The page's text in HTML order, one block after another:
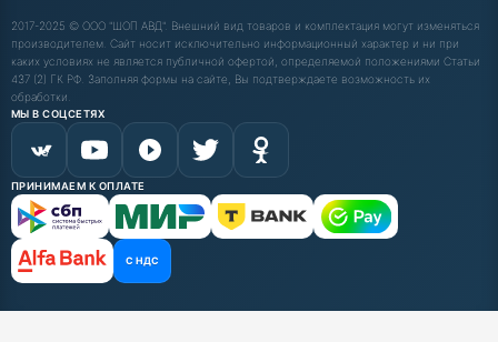
2017-2025 © ООО "ШОП АВД". Внешний вид товаров и комплектация могут изменяться
производителем. Сайт носит исключительно информационный характер и ни при
каких условиях не является публичной офертой, определяемой положениями Статьи
437 (2) ГК РФ. Заполняя формы на сайте, Вы подтверждаете возможность их
обработки.
МЫ В СОЦСЕТЯХ
ПРИНИМАЕМ К ОПЛАТЕ
С НДС